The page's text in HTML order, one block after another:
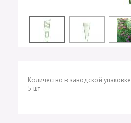
Количество в заводской упаковке
5 шт